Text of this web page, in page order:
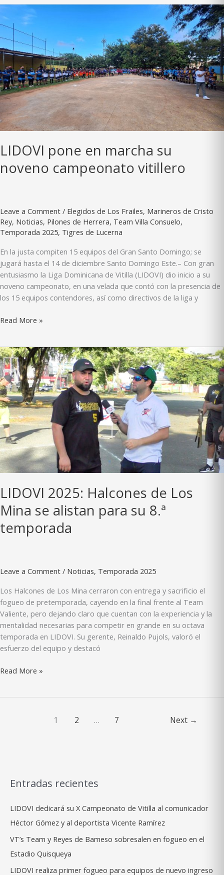
experiencia
para
competir
en
el
IX
Campeonato
de
LIDOVI
LIDOVI pone en marcha su
noveno campeonato vitillero
Leave a Comment / Elegidos de Los Frailes, Marineros de Cristo
Rey, Noticias, Pilones de Herrera, Team Villa Consuelo,
Temporada 2025, Tigres de Lucerna
En la justa compiten 15 equipos del Gran Santo Domingo; se
jugará hasta el 14 de diciembre Santo Domingo Este.– Con gran
entusiasmo la Liga Dominicana de Vitilla (LIDOVI) dio inicio a su
noveno campeonato, en una velada que contó con la presencia de
los 15 equipos contendores, así como directivos de la liga y
LIDOVI
marcha
su
noveno
campeonato
vitillero
Read More »
LIDOVI 2025: Halcones de Los
Mina se alistan para su 8.ª
temporada
Leave a Comment / Noticias, Temporada 2025
Los Halcones de Los Mina cerraron con entrega y sacrificio el
fogueo de pretemporada, cayendo en la final frente al Team
Valiente, pero dejando claro que cuentan con la experiencia y la
mentalidad necesarias para competir en grande en su octava
temporada en LIDOVI. Su gerente, Reinaldo Pujols, valoró el
esfuerzo del equipo y destacó
LIDOVI
Read More »
1 2 … 7 Next →
Entradas recientes
LIDOVI dedicará su X Campeonato de Vitilla al comunicador
Héctor Gómez y al deportista Vicente Ramírez
VT’s Team y Reyes de Bameso sobresalen en fogueo en el
Estadio Quisqueya
LIDOVI realiza primer fogueo para equipos de nuevo ingreso